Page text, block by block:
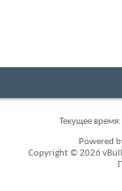
Текущее время:
Powered
Copyright © 2026